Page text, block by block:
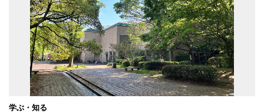
学ぶ・知る